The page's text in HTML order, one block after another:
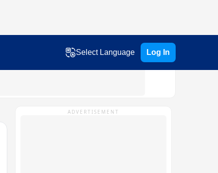
Select Language Log In
ADVERTISEMENT